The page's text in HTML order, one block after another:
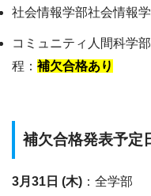
社会情報学部社会情報学
コミュニティ人間科学
程： 補欠合格あり
補欠合格発表予
3月31日 (木) ：全学部